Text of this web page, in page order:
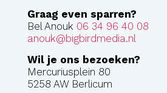
Graag even sparren?
Bel Anouk 06 34 96 40 08
anouk@bigbirdmedia.nl
Wil je ons bezoeken?
Mercuriusplein 80
5258 AW Berlicum